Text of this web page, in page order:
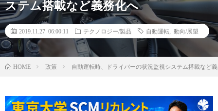
ステム搭載など義務化へ
2019.11.27 06:00:11 テクノロジー/製品 自動運転 動向/展望
HOME 政策 自動運転時、ドライバーの状況監視システム搭載など